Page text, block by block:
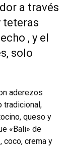
a través
teteras
, y el
solo
aderezos
tradicional,
queso y
«Bali» de
coco, crema y